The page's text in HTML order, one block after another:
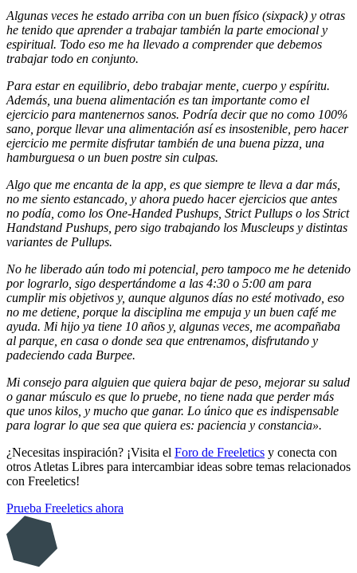
Algunas veces he estado arriba con un buen físico (sixpack) y otras
he tenido que aprender a trabajar también la parte emocional y
espiritual. Todo eso me ha llevado a comprender que debemos
trabajar todo en conjunto.
Para estar en equilibrio, debo trabajar mente, cuerpo y espíritu.
Además, una buena alimentación es tan importante como el
ejercicio para mantenernos sanos. Podría decir que no como 100%
sano, porque llevar una alimentación así es insostenible, pero hacer
ejercicio me permite disfrutar también de una buena pizza, una
hamburguesa o un buen postre sin culpas.
Algo que me encanta de la app, es que siempre te lleva a dar más,
no me siento estancado, y ahora puedo hacer ejercicios que antes
no podía, como los One-Handed Pushups, Strict Pullups o los Strict
Handstand Pushups, pero sigo trabajando los Muscleups y distintas
variantes de Pullups.
No he liberado aún todo mi potencial, pero tampoco me he detenido
por lograrlo, sigo despertándome a las 4:30 o 5:00 am para
cumplir mis objetivos y, aunque algunos días no esté motivado, eso
no me detiene, porque la disciplina me empuja y un buen café me
ayuda. Mi hijo ya tiene 10 años y, algunas veces, me acompañaba
al parque, en casa o donde sea que entrenamos, disfrutando y
padeciendo cada Burpee.
Mi consejo para alguien que quiera bajar de peso, mejorar su salud
o ganar músculo es que lo pruebe, no tiene nada que perder más
que unos kilos, y mucho que ganar. Lo único que es indispensable
para lograr lo que sea que quiera es: paciencia y constancia».
¿Necesitas inspiración? ¡Visita el Foro de Freeletics y conecta con
otros Atletas Libres para intercambiar ideas sobre temas relacionados
con Freeletics!
Prueba Freeletics ahora